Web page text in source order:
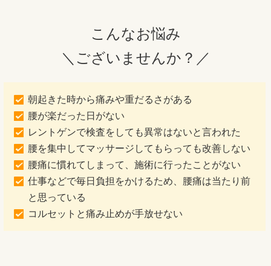
こんなお悩み
＼ございませんか？／
朝起きた時から痛みや重だるさがある
腰が楽だった日がない
レントゲンで検査をしても異常はないと言われた
腰を集中してマッサージしてもらっても改善しない
腰痛に慣れてしまって、施術に行ったことがない
仕事などで毎日負担をかけるため、腰痛は当たり前
と思っている
コルセットと痛み止めが手放せない